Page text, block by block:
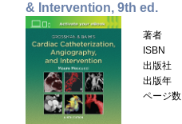
& Intervention, 9th ed.
著者
ISBN
出版社
出版年
ページ数